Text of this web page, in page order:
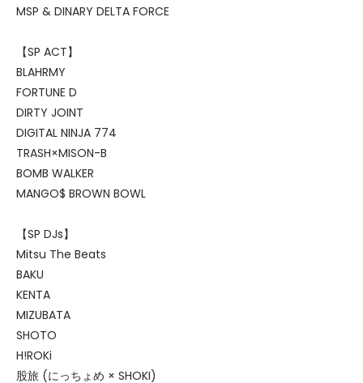
MSP & DINARY DELTA FORCE
【SP ACT】
BLAHRMY
FORTUNE D
DIRTY JOINT
DIGITAL NINJA 774
TRASH×MISON-B
BOMB WALKER
MANGO$ BROWN BOWL
【SP DJs】
Mitsu The Beats
BAKU
KENTA
MIZUBATA
SHOTO
H!ROKi
股旅 (にっちょめ × SHOKI)